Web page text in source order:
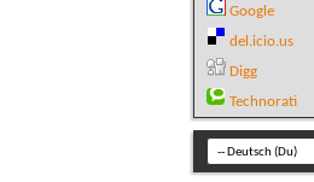
Google
del.icio.us
Digg
Technorati